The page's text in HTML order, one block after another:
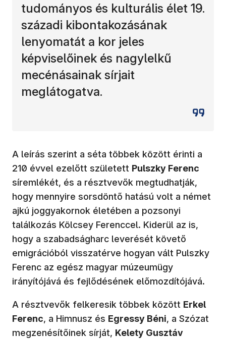
tudományos és kulturális élet 19.
századi kibontakozásának
lenyomatát a kor jeles
képviselőinek és nagylelkű
mecénásainak sírjait
meglátogatva.
A leírás szerint a séta többek között érinti a
210 évvel ezelőtt született Pulszky Ferenc
síremlékét, és a résztvevők megtudhatják,
hogy mennyire sorsdöntő hatású volt a német
ajkú joggyakornok életében a pozsonyi
találkozás Kölcsey Ferenccel. Kiderül az is,
hogy a szabadságharc leverését követő
emigrációból visszatérve hogyan vált Pulszky
Ferenc az egész magyar múzeumügy
irányítójává és fejlődésének előmozdítójává.
A résztvevők felkeresik többek között Erkel
Ferenc, a Himnusz és Egressy Béni, a Szózat
megzenésítőinek sírját, Kelety Gusztáv